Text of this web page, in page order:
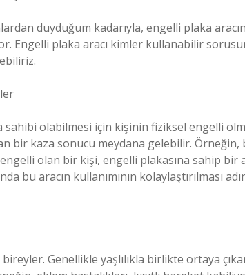
duyduğum kadarıyla, engelli plaka
Engelli plaka aracı kimler kullanabilir
sahibi olabilmesi için kişinin fiziksel engelli
bir kaza sonucu meydana gelebilir. Örneğin,
olan bir kişi, engelli plakasına sahip bir
bu aracın kullanımının kolaylaştırılması
Genellikle yaşlılıkla birlikte ortaya